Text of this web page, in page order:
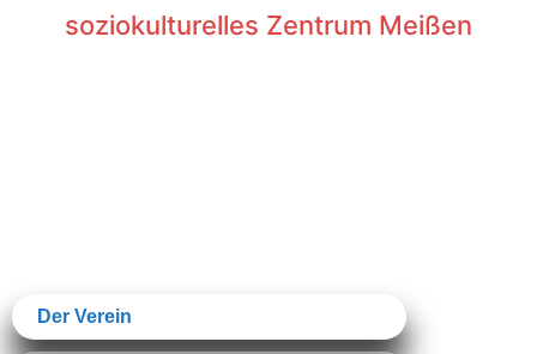
soziokulturelles Zentrum Meißen
Der Verein